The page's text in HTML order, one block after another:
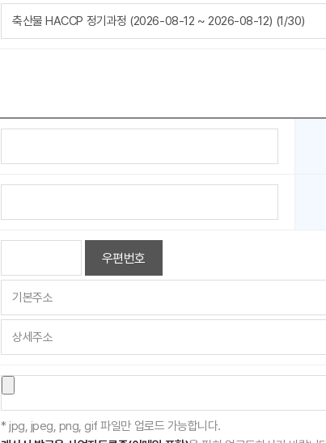
우편번호
* jpg, jpeg, png, gif 파일만 업로드 가능합니다.